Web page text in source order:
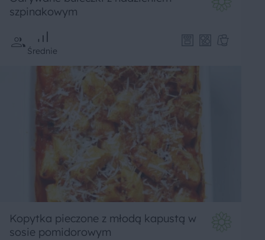
szpinakowym
Średnie
Kopytka pieczone z młodą kapustą w
sosie pomidorowym